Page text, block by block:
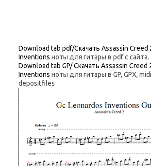
Download tab pdf/Скачать Assassin Creed
Inventions ноты для гитары в pdf с сайта.
Download tab GP/ Скачать Assassin Creed
Inventions ноты для гитары в GP, GPX,
depositfiles